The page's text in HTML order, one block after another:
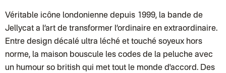
Chronopost - Livraison Europe en relais Pickup: Colis livré en 2 à
Colissimo suivi (expédition Soundivine)
Colissimo suivi (expédition Cheer Moda)
Colis suivi (DPD)
Colissimo suivi (expédition June & Jane)
Colissimo suivi (expédition Toi-même)
Lettre suivie (expédition par Noémie, la créatrice)
Véritable icône londonienne depuis 1999, la bande de
Jellycat a l’art de transformer l’ordinaire en extraordinaire.
Entre design décalé ultra léché et touché soyeux hors
norme, la maison bouscule les codes de la peluche avec
un humour so british qui met tout le monde d'accord. Des